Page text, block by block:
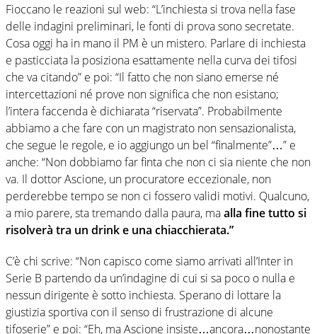
Fioccano le reazioni sul web: “L’inchiesta si trova nella fase
delle indagini preliminari, le fonti di prova sono secretate.
Cosa oggi ha in mano il PM è un mistero. Parlare di inchiesta
e pasticciata la posiziona esattamente nella curva dei tifosi
che va citando” e poi: “Il fatto che non siano emerse né
intercettazioni né prove non significa che non esistano;
l’intera faccenda è dichiarata “riservata”. Probabilmente
abbiamo a che fare con un magistrato non sensazionalista,
che segue le regole, e io aggiungo un bel “finalmente”…” e
anche: “Non dobbiamo far finta che non ci sia niente che non
va. Il dottor Ascione, un procuratore eccezionale, non
perderebbe tempo se non ci fossero validi motivi. Qualcuno,
a mio parere, sta tremando dalla paura, maalla fine tutto si
risolverà tra un drink e una chiacchierata.”
C’è chi scrive: “Non capisco come siamo arrivati ​​all’Inter in
Serie B partendo da un’indagine di cui si sa poco o nulla e
nessun dirigente è sotto inchiesta. Sperano di lottare la
giustizia sportiva con il senso di frustrazione di alcune
tifoserie” e poi: “Eh, ma Ascione insiste…ancora…nonostante